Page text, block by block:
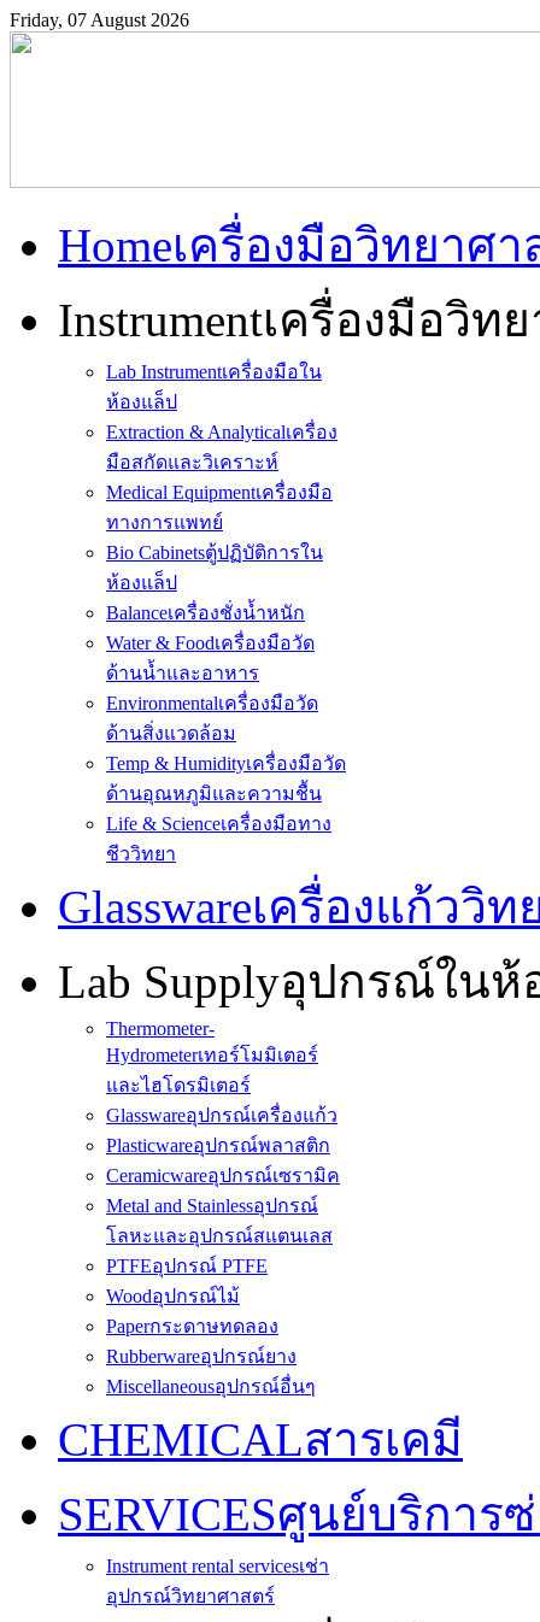
Friday, 07 August 2026
Homeเครื่องมือวิทยาศา
Instrumentเครื่องมือวิท
Lab Instrumentเครื่องมือใน
ห้องแล็ป
Extraction & Analyticalเครื่อง
มือสกัดและวิเคราะห์
Medical Equipmentเครื่องมือ
ทางการแพทย์
Bio Cabinetsตู้ปฏิบัติการใน
ห้องแล็ป
Balanceเครื่องชั่งน้ำหนัก
Water & Foodเครื่องมือวัด
ด้านน้ำและอาหาร
Environmentalเครื่องมือวัด
ด้านสิ่งแวดล้อม
Temp & Humidityเครื่องมือวัด
ด้านอุณหภูมิและความชื้น
Life & Scienceเครื่องมือทาง
ชีววิทยา
Glasswareเครื่องแก้ววิท
Lab Supplyอุปกรณ์ในห้
Thermometer-
Hydrometerเทอร์โมมิเตอร์
และไฮโดรมิเตอร์
Glasswareอุปกรณ์เครื่องแก้ว
Plasticwareอุปกรณ์พลาสติก
Ceramicwareอุปกรณ์เซรามิค
Metal and Stainlessอุปกรณ์
โลหะและอุปกรณ์สแตนเลส
PTFEอุปกรณ์ PTFE
Woodอุปกรณ์ไม้
Paperกระดาษทดลอง
Rubberwareอุปกรณ์ยาง
Miscellaneousอุปกรณ์อื่นๆ
CHEMICALสารเคมี
SERVICESศูนย์บริการ
Instrument rental servicesเช่า
อุปกรณ์วิทยาศาสตร์